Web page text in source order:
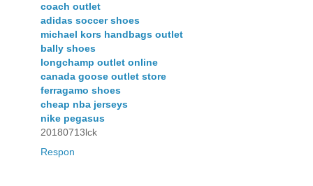
coach outlet
adidas soccer shoes
michael kors handbags outlet
bally shoes
longchamp outlet online
canada goose outlet store
ferragamo shoes
cheap nba jerseys
nike pegasus
20180713lck
Respon